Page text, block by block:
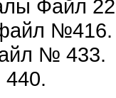
Файл
№416.
№ 433.